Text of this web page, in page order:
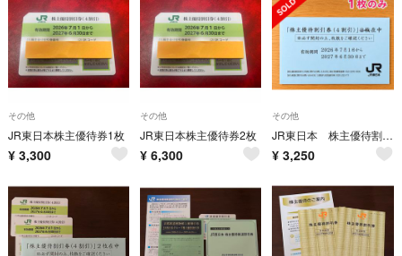
その他
JR東日本株主優待券1枚
¥ 3,300
その他
JR東日本株主優待券2枚
¥ 6,300
その他
JR東日本 株主優待割引券(4割引) 1枚
¥ 3,250